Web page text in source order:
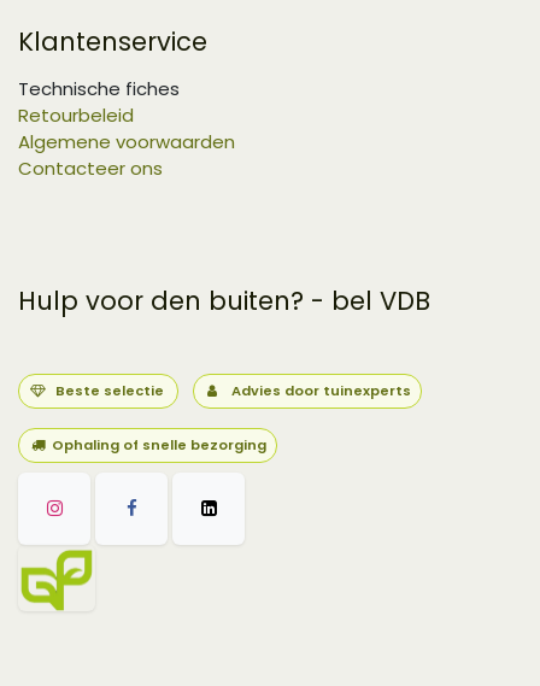
Klantenservice
Technische fiches
Retourbeleid
Algemene voorwaarden
Contacteer ons
Hulp voor den buiten? - bel VDB
Beste selectie Advies door tuinexperts
Ophaling of snelle bezorging